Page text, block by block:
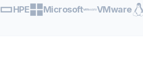
HPE Microsoft VMware